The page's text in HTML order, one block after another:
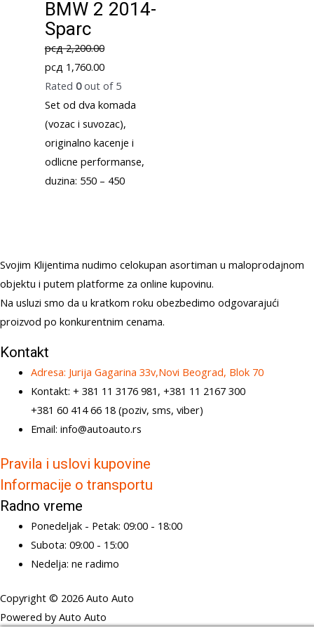
BMW 2 2014-
Sparc
рсд2,200.00
Original
price
was:
рсд 2,200.00.
рсд 1,760.00Current
price
is:
рсд 1,760.00.
Rated 0out of 5
Set od dva komada
(vozac i suvozac),
originalno kacenje i
odlicne performanse,
duzina: 550 – 450
Svojim Klijentima nudimo celokupan asortiman u maloprodajnom
objektu i putem platforme za online kupovinu.
Na usluzi smo da u kratkom roku obezbedimo odgovarajući
proizvod po konkurentnim cenama.
Kontakt
Adresa: Jurija Gagarina 33v,Novi Beograd, Blok 70
Kontakt: + 381 11 3176 981, +381 11 2167 300
+381 60 414 66 18 (poziv, sms, viber)
Email: info@autoauto.rs
Pravila i uslovi kupovine
Informacije o transportu
Radno vreme
Ponedeljak - Petak: 09:00 - 18:00
Subota: 09:00 - 15:00
Nedelja: ne radimo
Copyright © 2026 Auto Auto
Powered by Auto Auto